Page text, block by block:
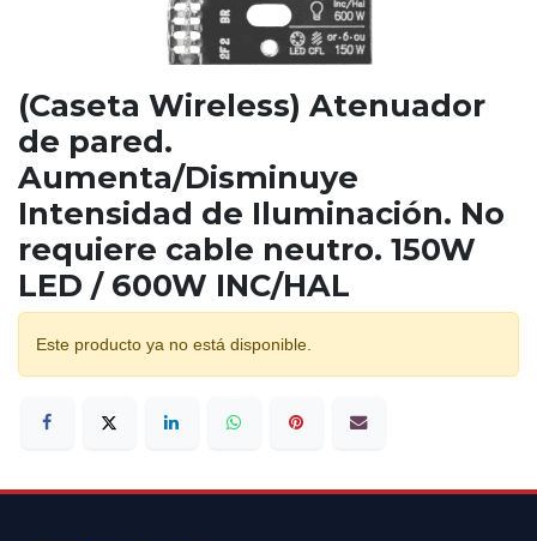
(Caseta Wireless) Atenuador
de pared.
Aumenta/Disminuye
Intensidad de Iluminación. No
requiere cable neutro. 150W
LED / 600W INC/HAL
Este producto ya no está disponible.